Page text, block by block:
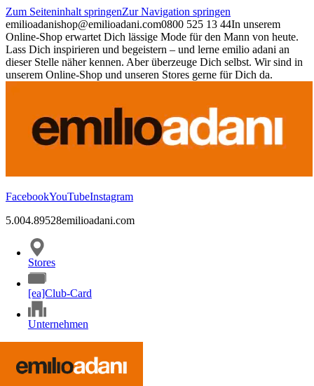
Zum Seiteninhalt springenZur Navigation springen
emilioadanishop@emilioadani.com0800 525 13 44In unserem
Online-Shop erwartet Dich lässige Mode für den Mann von heute.
Lass Dich inspirieren und begeistern – und lerne emilio adani an
dieser Stelle näher kennen. Aber überzeuge Dich selbst. Wir sind in
unserem Online-Shop und unseren Stores gerne für Dich da.
FacebookYouTubeInstagram
5.004.89528emilioadani.com
Stores
[ea]Club-Card
Unternehmen